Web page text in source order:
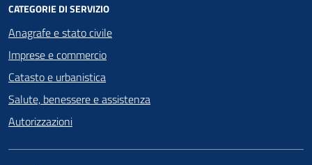
CATEGORIE DI SERVIZIO
Anagrafe e stato civile
Imprese e commercio
Catasto e urbanistica
Salute, benessere e assistenza
Autorizzazioni